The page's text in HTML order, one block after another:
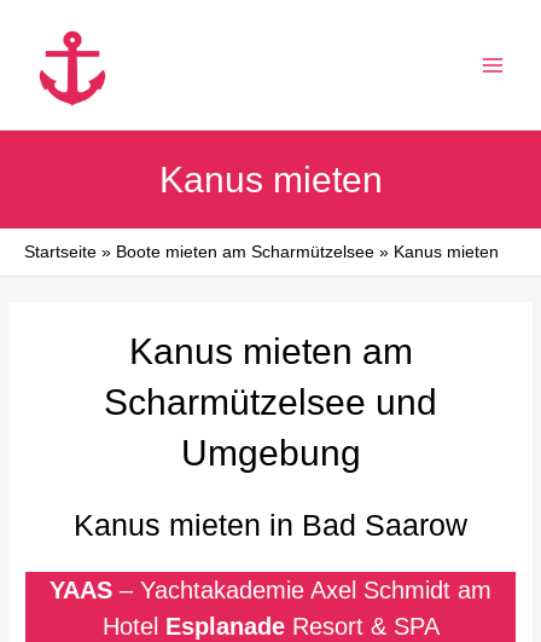
springen
Kanus mieten
Startseite Boote mieten am Scharmützelsee Kanus mieten
Kanus mieten am
Scharmützelsee und
Umgebung
Kanus mieten in Bad Saarow
YAAS – Yachtakademie Axel Schmidt am
Hotel EsplanadeResort & SPA